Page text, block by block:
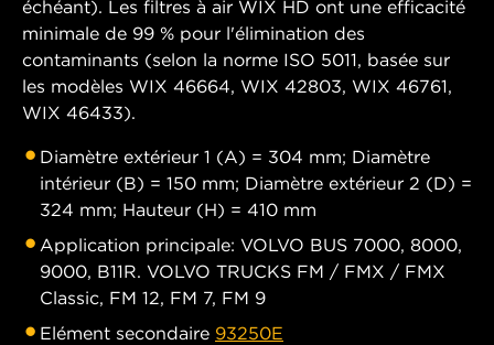
échéant). Les filtres à air WIX HD ont une efficacité
minimale de 99 % pour l'élimination des
contaminants (selon la norme ISO 5011, basée sur
les modèles WIX 46664, WIX 42803, WIX 46761,
WIX 46433).
Diamètre extérieur 1 (A) = 304 mm; Diamètre
intérieur (B) = 150 mm; Diamètre extérieur 2 (D) =
324 mm; Hauteur (H) = 410 mm
Application principale: VOLVO BUS 7000, 8000,
9000, B11R. VOLVO TRUCKS FM / FMX / FMX
Classic, FM 12, FM 7, FM 9
Elément secondaire 93250E